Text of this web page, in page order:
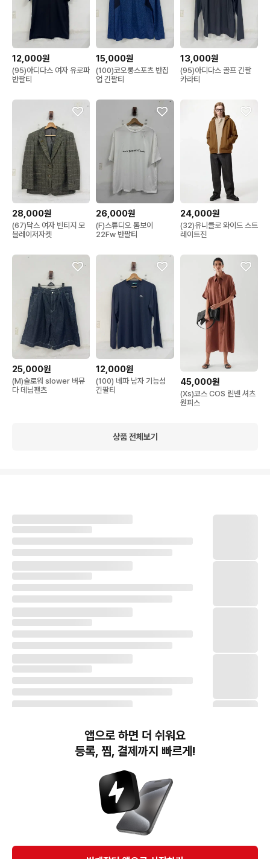
12,000원
(95)아디다스 여자 유로파
반팔티
15,000원
(100)코오롱스포츠 반집
업 긴팔티
13,000원
(95)아디다스 골프 긴팔
카라티
28,000원
(67)닥스 여자 빈티지 모
블레이저자켓
26,000원
(F)스튜디오 톰보이
22Fw 반팔티
24,000원
(32)유니클로 와이드 스트
레이트진
25,000원
(M)슬로워 slower 버뮤
다 데님팬츠
12,000원
(100) 네파 남자 기능성
긴팔티
45,000원
(Xs)코스 COS 린넨 셔츠
원피스
상품 전체보기
번개장터(주) 사업자정보, 이용약관 및 기타 법적고지
번개장터㈜는 통신판매중개자이며, 통신판매의 당사자가 아닙니다. 전자상거래 등에서의
소비자보호에 관한 법률 등 관련 법령 및 번개장터㈜의 약관에 따라 상품, 상품정보, 거래에 관한 책임은
개별 판매자에게 귀속하고, 번개장터㈜는 원칙적으로 회원간 거래에 대하여 책임을 지지 않습니다.
다만, 번개장터㈜가 직접 판매하는 상품에 대한 책임은 번개장터㈜에게 귀속합니다.
앱으로 하면 더 쉬워요
등록, 찜, 결제까지 빠르게!